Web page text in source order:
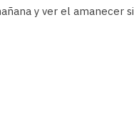
y ver el amanecer